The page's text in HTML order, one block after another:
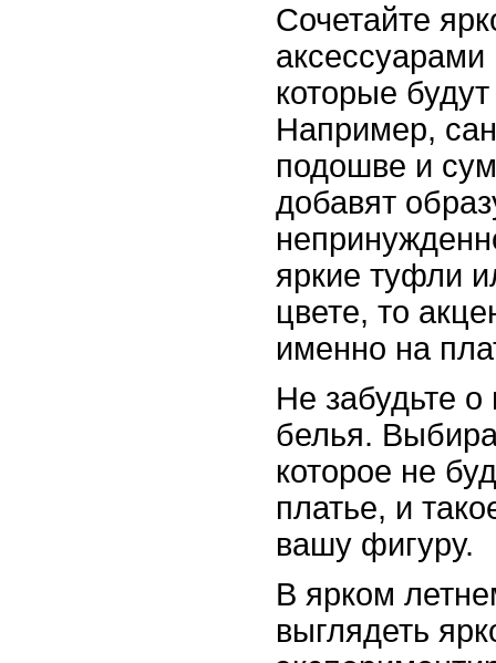
Сочетайте
аксессуарами
которые
Например,
подошве и
добавят
яркие туфли
цвете, то
именно на
Не забудьте
белья.
которое не
платье, и
вашу фигуру.
В ярком
выглядеть